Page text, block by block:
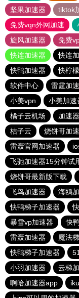
坚果加速器
tiktok
免费vqn外网加速
旋风加速器
免费
快连加速器
快连
快鸭加速器
快柠
软件中心
雷霆加速
小美vpn
小美加速
橘子云机场
加速
桔子云
烧饼哥加
雷轰官网加速器
飞驰加速器15分钟试
烧饼哥最新版下载
飞鸟加速器
海鸥
快鸭梯子加速器
暴雪vp加速器
快
雷轰加速器
魔法
快鸭梯子加速器
小羽加速器
云梯
啊哈加速器app